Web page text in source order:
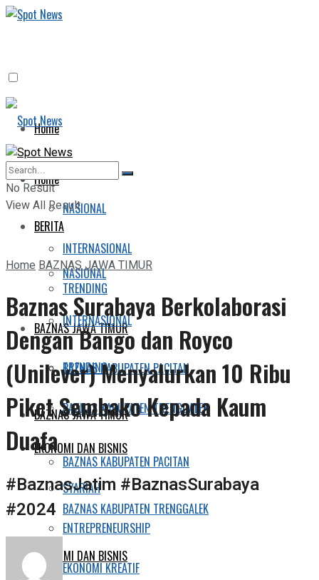
Home
BERITA
NASIONAL
INTERNASIONAL
TRENDING
BAZNAS JAWA TIMUR
BAZNAS KABUPATEN PACITAN
BAZNAS KABUPATEN TRENGGALEK
EKONOMI DAN BISNIS
SYARIAH
ENTREPRENEURSHIP
EKONOMI KREATIF
Home
BERITA
NASIONAL
INTERNASIONAL
TRENDING
BAZNAS JAWA TIMUR
BAZNAS KABUPATEN PACITAN
BAZNAS KABUPATEN TRENGGALEK
EKONOMI DAN BISNIS
No Result
View All Result
HomeBAZNAS JAWA TIMUR
Baznas Surabaya Berkolaborasi
Dengan Bango dan Royco
(Unilever) Menyalurkan 10 Ribu
Piket Sembako Kepada Kaum
Duafa
#BaznasJatim #BaznasSurabaya
#2024